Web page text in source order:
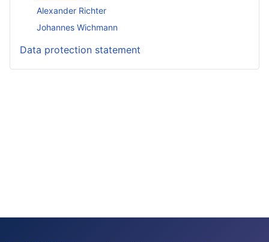
Alexander Richter
Johannes Wichmann
Data protection statement